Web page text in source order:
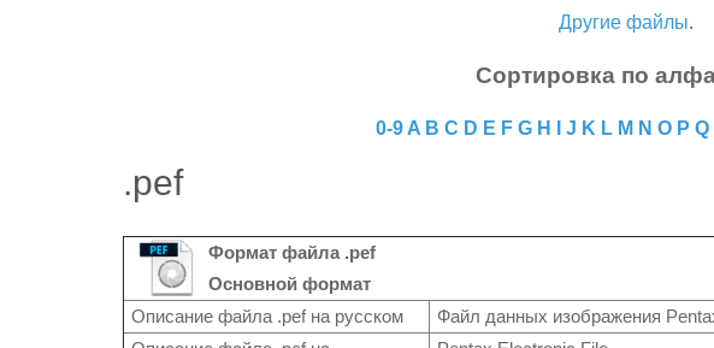
Другие файлы.
Сортировка по
0-9 A B C D E F G H J K L M N O P Q
.pef
Формат файла .pef
Основной формат
Описание файла .pef на русском
Файл данных изображения